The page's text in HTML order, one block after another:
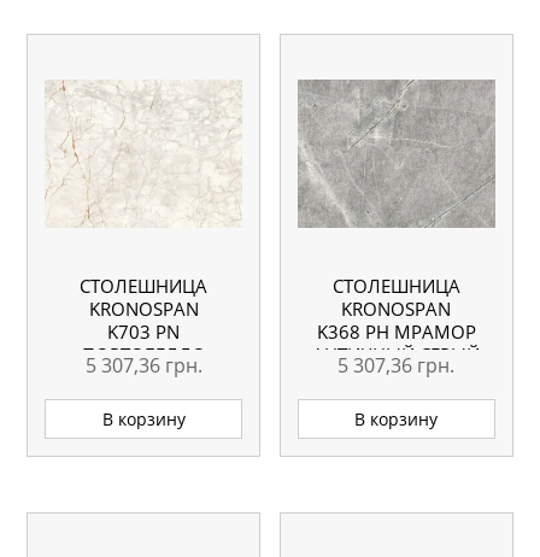
СТОЛЕШНИЦА
KRONOSPAN
K703 PN
ПОРТОБЕЛЛО
ЭЛЕГАНТЕ
ВЛАГОСТОЙКАЯ
4100X635X38 ММ
5 307,36 грн.
В корзину
СТОЛЕШНИЦА
KRONOSPAN
K368 PH МРАМОР
АНТИЧНЫЙ СЕРЫЙ
ВЛАГОСТОЙКАЯ
4100X600X38 ММ
5 307,36 грн.
В корзину